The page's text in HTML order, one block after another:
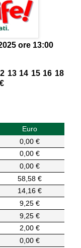
ore 13:00
13 14 15 16 18
Euro
0,00 €
0,00 €
0,00 €
58,58 €
14,16 €
9,25 €
9,25 €
2,00 €
0,00 €